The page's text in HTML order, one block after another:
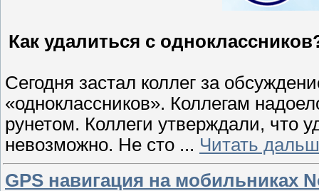
Как удалиться с
Сегодня застал коллег за
«одноклассников». Коллегам
рунетом. Коллеги утверждали, что
невозможно. Не сто ... Читать
GPS навигация на мобильниках